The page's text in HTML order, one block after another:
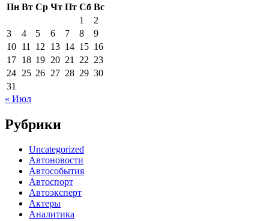
Пн Вт Ср Чт Пт Сб Вс
1
2
3
4 5 6 7 8
9
10 11 12 13 14 15 16
17 18 19 20 21 22 23
24 25 26 27 28 29 30
31
« Июл
Рубрики
Uncategorized
Автоновости
Автособытия
Автоспорт
Автоэксперт
Актеры
Аналитика